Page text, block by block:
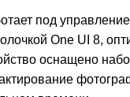
под
One UI 8,
оснащено